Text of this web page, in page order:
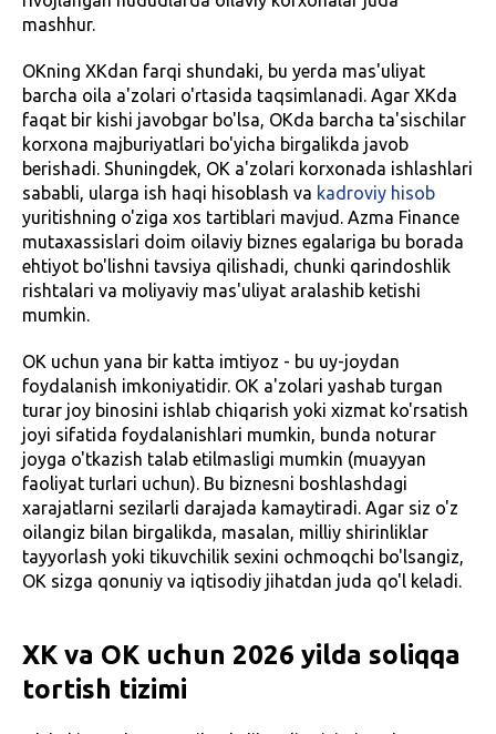
mashhur.
OKning XKdan farqi shundaki, bu yerda mas'uliyat
barcha oila a'zolari o'rtasida taqsimlanadi. Agar XKda
faqat bir kishi javobgar bo'lsa, OKda barcha ta'sischilar
korxona majburiyatlari bo'yicha birgalikda javob
berishadi. Shuningdek, OK a'zolari korxonada ishlashlari
sababli, ularga ish haqi hisoblash va kadroviy hisob
yuritishning o'ziga xos tartiblari mavjud. Azma Finance
mutaxassislari doim oilaviy biznes egalariga bu borada
ehtiyot bo'lishni tavsiya qilishadi, chunki qarindoshlik
rishtalari va moliyaviy mas'uliyat aralashib ketishi
mumkin.
OK uchun yana bir katta imtiyoz - bu uy-joydan
foydalanish imkoniyatidir. OK a'zolari yashab turgan
turar joy binosini ishlab chiqarish yoki xizmat ko'rsatish
joyi sifatida foydalanishlari mumkin, bunda noturar
joyga o'tkazish talab etilmasligi mumkin (muayyan
faoliyat turlari uchun). Bu biznesni boshlashdagi
xarajatlarni sezilarli darajada kamaytiradi. Agar siz o'z
oilangiz bilan birgalikda, masalan, milliy shirinliklar
tayyorlash yoki tikuvchilik sexini ochmoqchi bo'lsangiz,
OK sizga qonuniy va iqtisodiy jihatdan juda qo'l keladi.
XK va OK uchun 2026 yilda soliqqa
tortish tizimi